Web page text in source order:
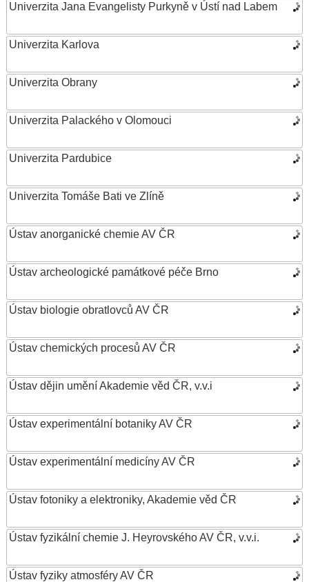
Univerzita Jana Evangelisty Purkyně v Ústí nad Labem
Univerzita Karlova
Univerzita Obrany
Univerzita Palackého v Olomouci
Univerzita Pardubice
Univerzita Tomáše Bati ve Zlíně
Ústav anorganické chemie AV ČR
Ústav archeologické památkové péče Brno
Ústav biologie obratlovců AV ČR
Ústav chemických procesů AV ČR
Ústav dějin umění Akademie věd ČR, v.v.i
Ústav experimentální botaniky AV ČR
Ústav experimentální medicíny AV ČR
Ústav fotoniky a elektroniky, Akademie věd ČR
Ústav fyzikální chemie J. Heyrovského AV ČR, v.v.i.
Ústav fyziky atmosféry AV ČR